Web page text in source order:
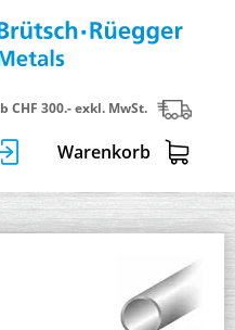
CHF 300.- exkl. MwSt.
Warenkorb